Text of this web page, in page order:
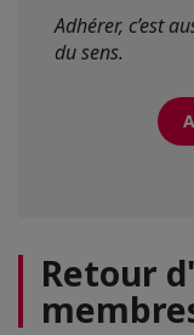
Adhérer, c’est
du sens.
Retour